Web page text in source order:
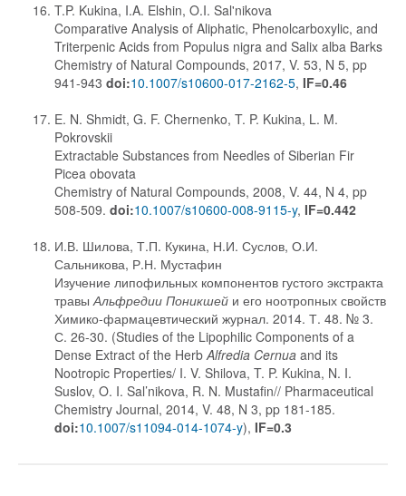
T.P. Kukina, I.A. Elshin, O.I. Sal'nikova
Comparative Analysis of Aliphatic, Phenolcarboxylic, and
Triterpenic Acids from Populus nigra and Salix alba Barks
Chemistry of Natural Compounds, 2017, V. 53, N 5, pp
941-943 doi:10.1007/s10600-017-2162-5, IF=0.46
E. N. Shmidt, G. F. Chernenko, T. P. Kukina, L. M.
Pokrovskii
Extractable Substances from Needles of Siberian Fir
Picea obovata
Chemistry of Natural Compounds, 2008, V. 44, N 4, pp
508-509. doi:10.1007/s10600-008-9115-y, IF=0.442
И.В. Шилова, Т.П. Кукина, Н.И. Суслов, О.И.
Сальникова, Р.Н. Мустафин
Изучение липофильных компонентов густого экстракта
травыАльфредии Поникшей и его ноотропных свойств
Химико-фармацевтический журнал. 2014. Т. 48. № 3.
С. 26-30. (Studies of the Lipophilic Components of a
Dense Extract of the HerbAlfredia Cernua and its
Nootropic Properties/ I. V. Shilova, T. P. Kukina, N. I.
Suslov, O. I. Sal’nikova, R. N. Mustafin// Pharmaceutical
Chemistry Journal, 2014, V. 48, N 3, pp 181-185.
doi:10.1007/s11094-014-1074-y), IF=0.3